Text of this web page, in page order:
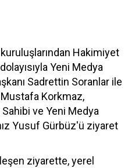
kuruluşlarından Hakimiyet
Yeni Medya
Sadrettin Soranlar ile
Mustafa Korkmaz,
ve Yeni Medya
Yusuf Gürbüz'ü ziyaret
ziyarette, yerel